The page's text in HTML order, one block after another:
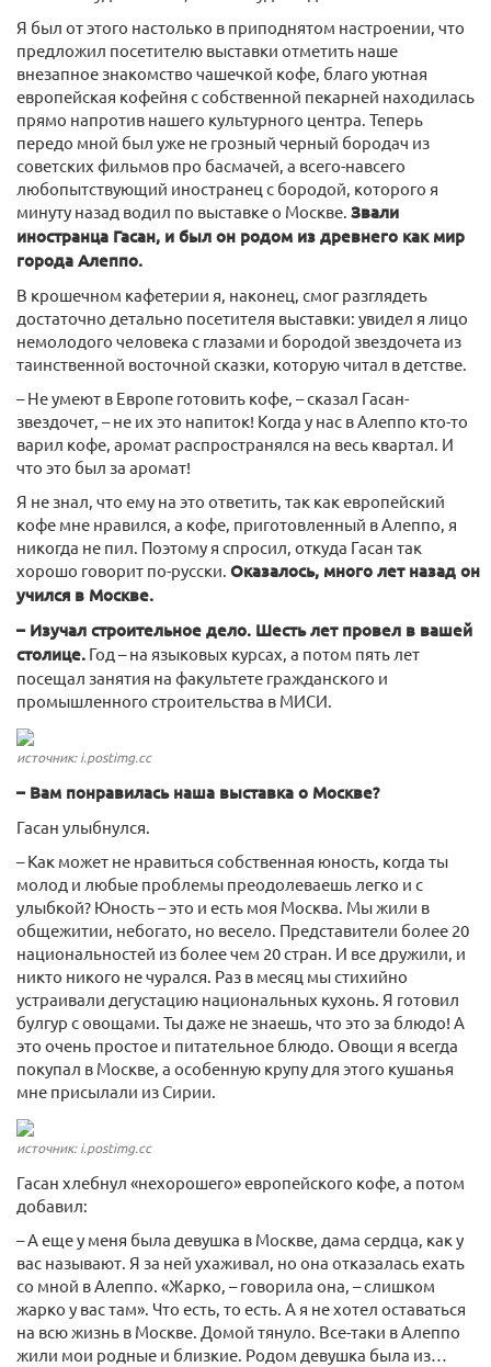
Я был от этого настолько в приподнятом настроении, что
предложил посетителю выставки отметить наше
внезапное знакомство чашечкой кофе, благо уютная
европейская кофейня с собственной пекарней находилась
прямо напротив нашего культурного центра. Теперь
передо мной был уже не грозный черный бородач из
советских фильмов про басмачей, а всего-навсего
любопытствующий иностранец с бородой, которого я
минуту назад водил по выставке о Москве. Звали
иностранца Гасан, и был он родом из древнего как мир
города Алеппо.
В крошечном кафетерии я, наконец, смог разглядеть
достаточно детально посетителя выставки: увидел я лицо
немолодого человека с глазами и бородой звездочета из
таинственной восточной сказки, которую читал в детстве.
– Не умеют в Европе готовить кофе, – сказал Гасан-
звездочет, – не их это напиток! Когда у нас в Алеппо кто-то
варил кофе, аромат распространялся на весь квартал. И
что это был за аромат!
Я не знал, что ему на это ответить, так как европейский
кофе мне нравился, а кофе, приготовленный в Алеппо, я
никогда не пил. Поэтому я спросил, откуда Гасан так
хорошо говорит по-русски. Оказалось, много лет назад он
учился в Москве.
– Изучал строительное дело. Шесть лет провел в вашей
столице. Год – на языковых курсах, а потом пять лет
посещал занятия на факультете гражданского и
промышленного строительства в МИСИ.
источник: i.postimg.cc
– Вам понравилась наша выставка о Москве?
Гасан улыбнулся.
– Как может не нравиться собственная юность, когда ты
молод и любые проблемы преодолеваешь легко и с
улыбкой? Юность – это и есть моя Москва. Мы жили в
общежитии, небогато, но весело. Представители более 20
национальностей из более чем 20 стран. И все дружили, и
никто никого не чурался. Раз в месяц мы стихийно
устраивали дегустацию национальных кухонь. Я готовил
булгур с овощами. Ты даже не знаешь, что это за блюдо! А
это очень простое и питательное блюдо. Овощи я всегда
покупал в Москве, а особенную крупу для этого кушанья
мне присылали из Сирии.
источник: i.postimg.cc
Гасан хлебнул «нехорошего» европейского кофе, а потом
добавил:
– А еще у меня была девушка в Москве, дама сердца, как у
вас называют. Я за ней ухаживал, но она отказалась ехать
со мной в Алеппо. «Жарко, – говорила она, – слишком
жарко у вас там». Что есть, то есть. А я не хотел оставаться
на всю жизнь в Москве. Домой тянуло. Все-таки в Алеппо
жили мои родные и близкие. Родом девушка была из…